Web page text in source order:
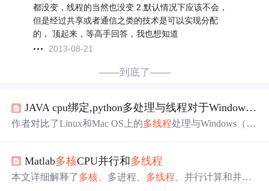
都没变，线程的当然也没变 2.默认情况下应该不会，
但是经过共享或者通信之类的技术是可以实现分配
的， 顶起来，等高手回答，我也想知道
2013-08-21
——到底了——
JAVA cpu绑定,python多处理与线程对于Windows和Linux上的cpu绑定工作
作者对比了Linux和Mac OS上的多线程处理与Windows（I7
核 心利用的疑问。
Matlab多核CPU并行和多线程
本文详细解释了多核 、多进程、 多线程 、并行计算和并发